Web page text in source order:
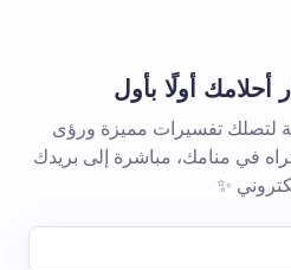
أولًا بأول
لتصلك تفسيرات مميزة ورؤى
في منامك، مباشرة إلى بريدك
✨